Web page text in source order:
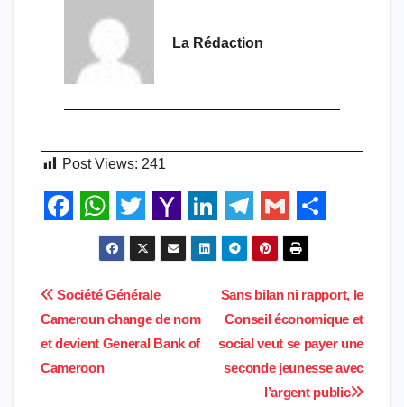
La Rédaction
Post Views: 241
c
e
b
o
W
a
t
s
A
T
w
i
t
t
Y
a
h
o
o
L
i
k
e
T
e
l
e
g
r
G
m
a
i
l
S
h
a
r
e
Navigation
de
l’article
Sans bilan ni rapport, le
Conseil économique et
social veut se payer une
seconde jeunesse avec
l’argent public
Société Générale
Cameroun change de nom
et devient General Bank of
Cameroon